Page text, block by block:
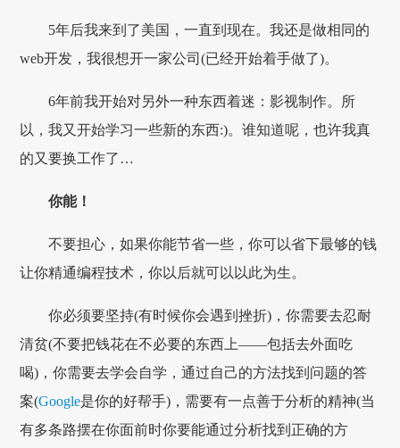
5年后我来到了美国，一直到现在。我还是做相同的
web开发，我很想开一家公司(已经开始着手做了)。
6年前我开始对另外一种东西着迷：影视制作。所
以，我又开始学习一些新的东西:)。谁知道呢，也许我真
的又要换工作了…
你能！
不要担心，如果你能节省一些，你可以省下最够的钱
让你精通编程技术，你以后就可以以此为生。
你必须要坚持(有时候你会遇到挫折)，你需要去忍耐
清贫(不要把钱花在不必要的东西上——包括去外面吃
喝)，你需要去学会自学，通过自己的方法找到问题的答
案(Google是你的好帮手)，需要有一点善于分析的精神(当
有多条路摆在你面前时你要能通过分析找到正确的方